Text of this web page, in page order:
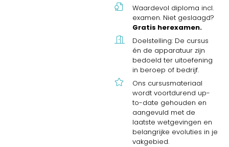
Waardevol diploma incl.
examen. Niet geslaagd?
Gratis herexamen.
Doelstelling: De cursus
én de apparatuur zijn
bedoeld ter uitoefening
in beroep of bedrijf.
Ons cursusmateriaal
wordt voortdurend up-
to-date gehouden en
aangevuld met de
laatste wetgevingen en
belangrijke evoluties in je
vakgebied.